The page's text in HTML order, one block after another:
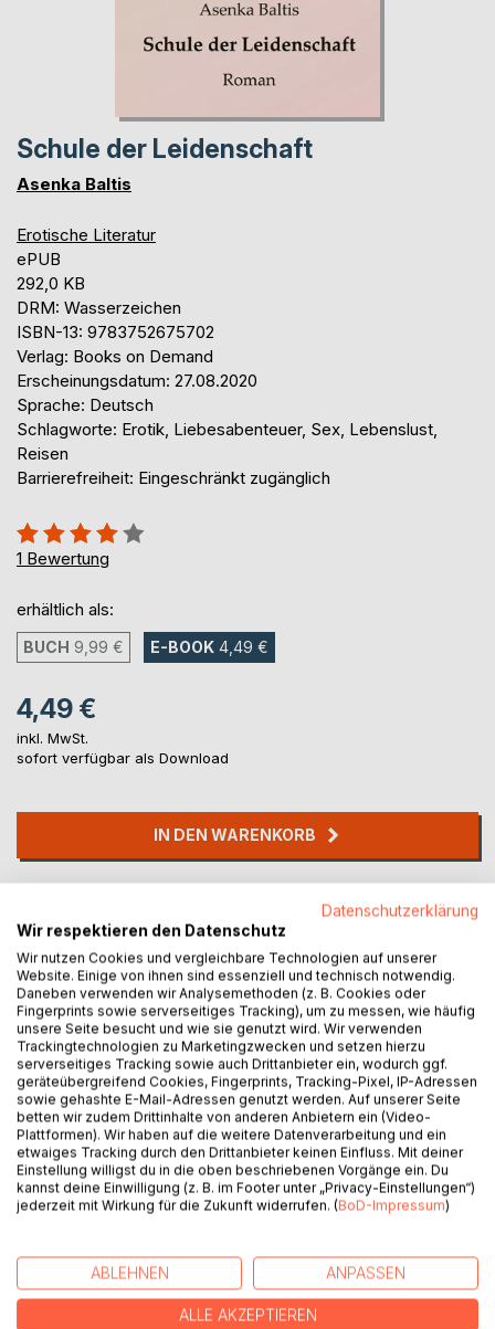
Schule der Leidenschaft
Asenka Baltis
Erotische Literatur
ePUB
292,0 KB
DRM: Wasserzeichen
ISBN-13: 9783752675702
Verlag: Books on Demand
Erscheinungsdatum: 27.08.2020
Sprache: Deutsch
Schlagworte: Erotik, Liebesabenteuer, Sex, Lebenslust,
Reisen
Barrierefreiheit: Eingeschränkt zugänglich
Bewertung::
80%
1 Bewertung
erhältlich als:
BUCH 9,99 € E-BOOK 4,49 €
4,49 €
inkl. MwSt.
sofort verfügbar als Download
IN DEN WARENKORB
Titel bewerten
BESCHREIBUNG
Der erste, aufsehenerregende Roman von Asenka Baltis
entführt uns an die französische Atlantikküste: Die
deutsche Lehrerin Bea entschließt sich mit Anfang vierzig,
Mit ein wenig Gepäck, einer Prise Naivität sowie
ausreichend Mut erreicht sie das malerische La Rochelle.
Sehr schnell knistert es zwischen ihr und dem attraktiven
Datenschutzerklärung
Wir respektieren den Datenschutz
Wir nutzen Cookies und vergleichbare Technologien auf unserer
Website. Einige von ihnen sind essenziell und technisch notwendig.
Daneben verwenden wir Analysemethoden (z. B. Cookies oder
Fingerprints sowie serverseitiges Tracking), um zu messen, wie häufig
unsere Seite besucht und wie sie genutzt wird. Wir verwenden
Trackingtechnologien zu Marketingzwecken und setzen hierzu
serverseitiges Tracking sowie auch Drittanbieter ein, wodurch ggf.
geräteübergreifend Cookies, Fingerprints, Tracking-Pixel, IP-Adressen
sowie gehashte E-Mail-Adressen genutzt werden. Auf unserer Seite
betten wir zudem Drittinhalte von anderen Anbietern ein (Video-
Plattformen). Wir haben auf die weitere Datenverarbeitung und ein
etwaiges Tracking durch den Drittanbieter keinen Einfluss. Mit deiner
Einstellung willigst du in die oben beschriebenen Vorgänge ein. Du
kannst deine Einwilligung (z. B. im Footer unter „Privacy-Einstellungen“)
jederzeit mit Wirkung für die Zukunft widerrufen. (BoD-Impressum)
ABLEHNEN ANPASSEN
ALLE AKZEPTIEREN